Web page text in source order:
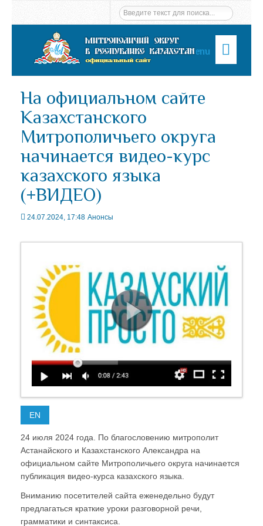
Menu
На официальном сайте
Казахстанского
Митрополичьего округа
начинается видео-курс
казахского языка
(+ВИДЕО)
24.07.2024, 17:48 Анонсы
EN
24 июля 2024 года. По благословению митрополит
Астанайского и Казахстанского Александра на
официальном сайте Митрополичьего округа начинается
публикация видео-курса казахского языка.
Вниманию посетителей сайта еженедельно будут
предлагаться краткие уроки разговорной речи,
грамматики и синтаксиса.